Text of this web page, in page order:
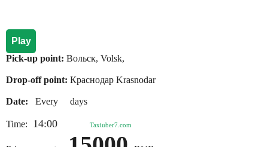
Play
Pick-up point: Вольск, Volsk,
Drop-off point: Краснодар Krasnodar
Date: Every days
Time: 14:00 Taxiuber7.com